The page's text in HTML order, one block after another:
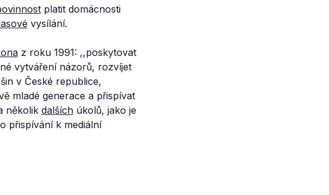
platit domácnosti
vysílání.
z roku 1991: ,,poskytovat
vytváření názorů, rozvíjet
v České republice,
mladé generace a přispívat
několik dalšíchúkolů, jako je
přispívání k mediální